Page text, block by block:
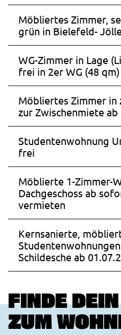
Möbliertes Zimmer,
grün in Bielefeld-
WG-Zimmer in Lage
frei in 2er WG (48 qm)
Möbliertes Zimmer in
zur Zwischenmiete
Studentenwohnung
frei
Möblierte 1-Zimmer-
Dachgeschoss ab
vermieten
Kernsanierte,
Schildesche ab
FINDE
ZUM